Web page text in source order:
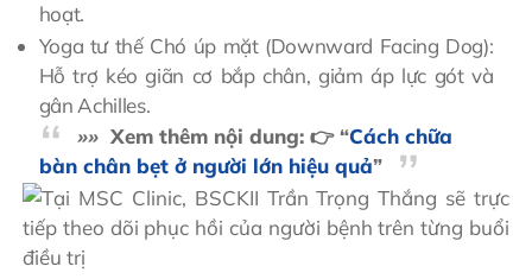
hoạt.
Yoga tư thế Chó úp mặt (Downward Facing Dog):
Hỗ trợ kéo giãn cơ bắp chân, giảm áp lực gót và
gân Achilles.
»»Xem thêm nội dung: 👉 “Cách chữa
bàn chân bẹt ở người lớn hiệu quả”